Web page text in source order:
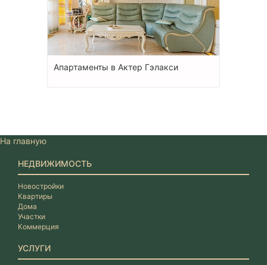
Апартаменты в Актер Гэлакси
На главную
НЕДВИЖИМОСТЬ
Новостройки
Квартиры
Дома
Участки
Коммерция
УСЛУГИ